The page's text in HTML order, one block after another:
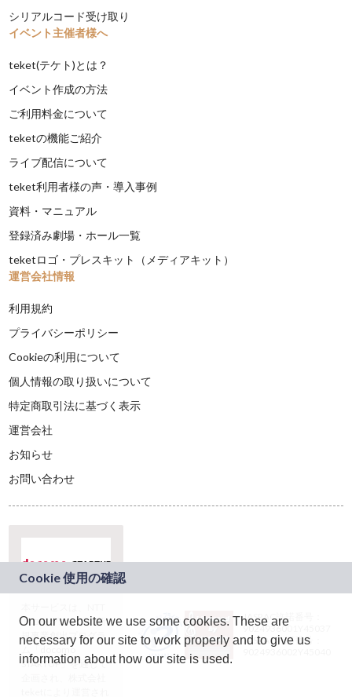
シリアルコード受け取り
イベント主催者様へ
teket(テケト)とは？
イベント作成の方法
ご利用料金について
teketの機能ご紹介
ライブ配信について
teket利用者様の声・導入事例
資料・マニュアル
登録済み劇場・ホール一覧
teketロゴ・プレスキット（メディアキット）
運営会社情報
利用規約
プライバシーポリシー
Cookieの利用について
個人情報の取り扱いについて
特定商取引法に基づく表示
運営会社
お知らせ
お問い合わせ
ドコモグループの新
規事業創出プログラ
ム「docomo
STARTUP」を通じて
JASRAC許諾番号：
9024936001Y45037
JASRAC許諾番号：
On our website we use some cookies. These are
necessary for our site to work properly and to give us
information about how our site is used.